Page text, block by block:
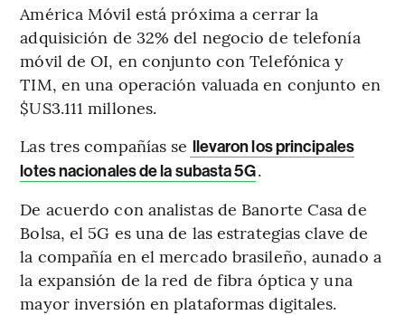
América Móvil está próxima a cerrar la
adquisición de 32% del negocio de telefonía
móvil de OI, en conjunto con Telefónica y
TIM, en una operación valuada en conjunto en
$US3.111 millones.
Las tres compañías se llevaron los principales
lotes nacionales de la subasta 5G.
De acuerdo con analistas de Banorte Casa de
Bolsa, el 5G es una de las estrategias clave de
la compañía en el mercado brasileño, aunado a
la expansión de la red de fibra óptica y una
mayor inversión en plataformas digitales.